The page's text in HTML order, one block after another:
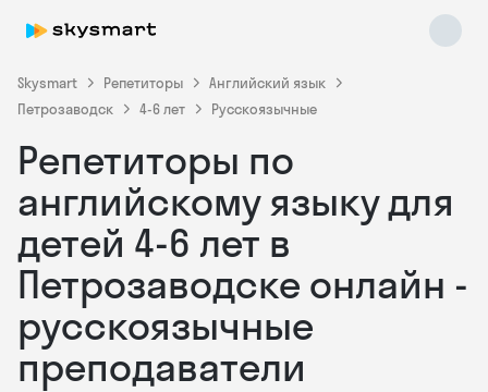
Skysmart Репетиторы
Английский язык
Петрозаводск
4-6 лет Русскоязычные
Репетиторы по
английскому языку для
детей 4-6 лет в
Петрозаводске онлайн -
русскоязычные
преподаватели
Skysmart Chat
online